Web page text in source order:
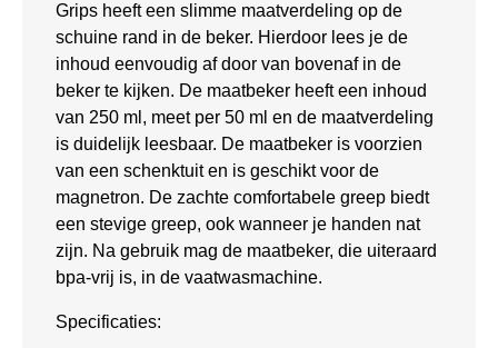
Grips heeft een slimme maatverdeling op de
schuine rand in de beker. Hierdoor lees je de
inhoud eenvoudig af door van bovenaf in de
beker te kijken. De maatbeker heeft een inhoud
van 250 ml, meet per 50 ml en de maatverdeling
is duidelijk leesbaar. De maatbeker is voorzien
van een schenktuit en is geschikt voor de
magnetron. De zachte comfortabele greep biedt
een stevige greep, ook wanneer je handen nat
zijn. Na gebruik mag de maatbeker, die uiteraard
bpa-vrij is, in de vaatwasmachine.
Specificaties: